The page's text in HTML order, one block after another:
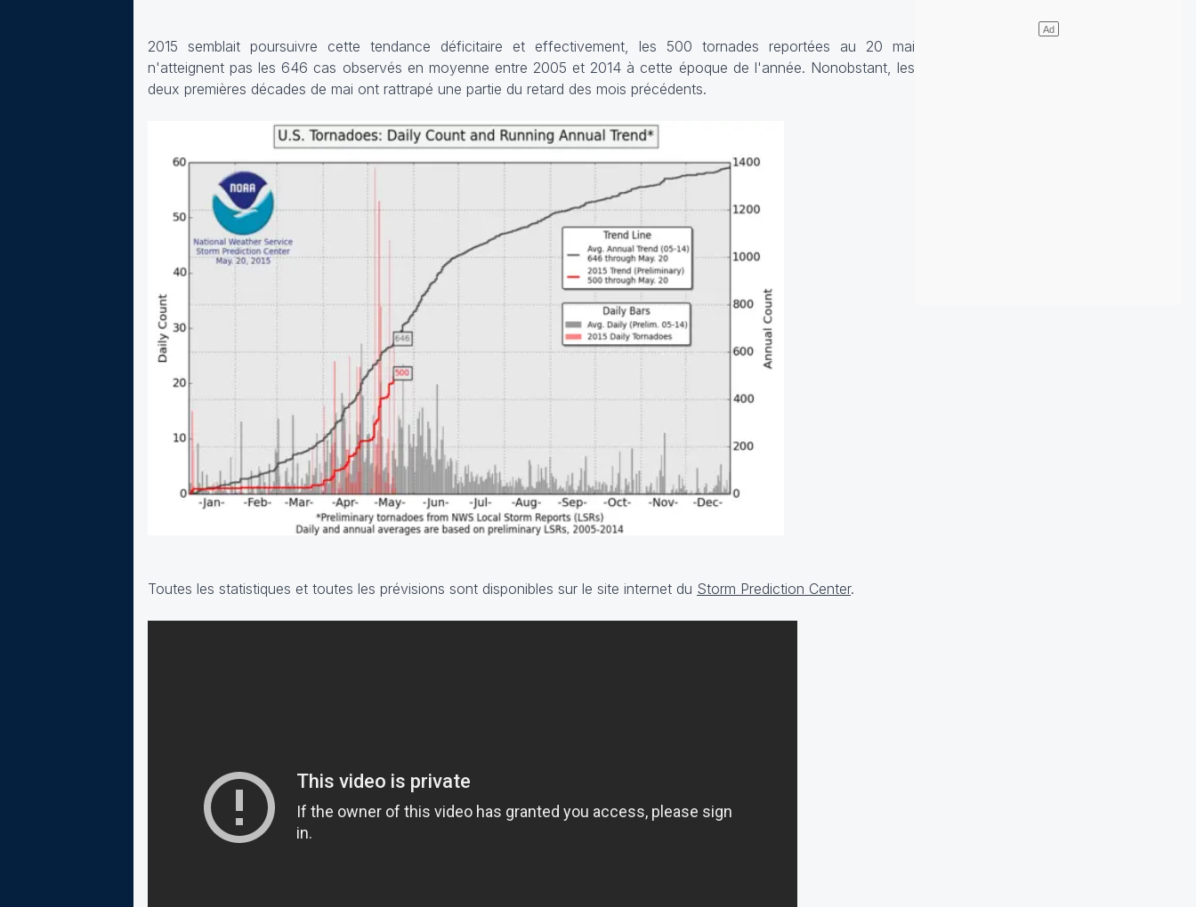
2015 semblait poursuivre cette tendance déficitaire et effectivement, les 500 tornades reportées au 20 mai
n'atteignent pas les 646 cas observés en moyenne entre 2005 et 2014 à cette époque de l'année. Nonobstant, les
deux premières décades de mai ont rattrapé une partie du retard des mois précédents.
Toutes les statistiques et toutes les prévisions sont disponibles sur le site internet du Storm Prediction Center.